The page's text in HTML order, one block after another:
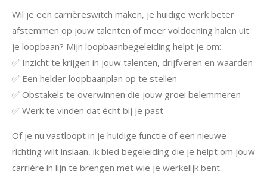
Wil je een carrièreswitch maken, je huidige werk beter
afstemmen op jouw talenten of meer voldoening halen uit
je loopbaan? Mijn loopbaanbegeleiding helpt je om:
✅ Inzicht te krijgen in jouw talenten, drijfveren en waarden
✅ Een helder loopbaanplan op te stellen
✅ Obstakels te overwinnen die jouw groei belemmeren
✅ Werk te vinden dat écht bij je past
Of je nu vastloopt in je huidige functie of een nieuwe
richting wilt inslaan, ik bied begeleiding die je helpt om jouw
carrière in lijn te brengen met wie je werkelijk bent.